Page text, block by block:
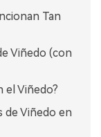
Tan
Viñedo (con
el Viñedo?
de Viñedo en